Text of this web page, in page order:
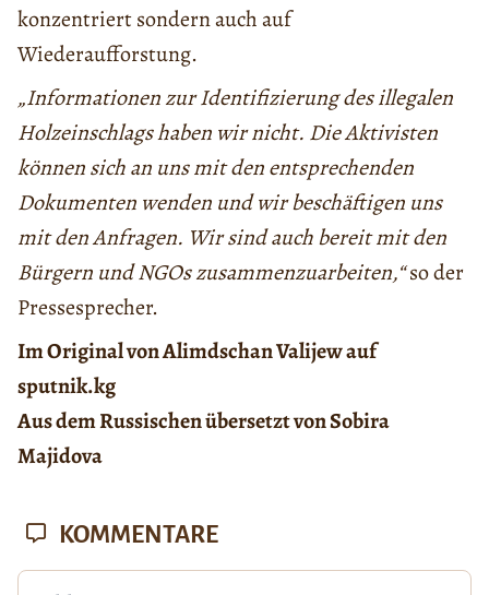
konzentriert sondern auch auf
Wiederaufforstung.
„Informationen zur Identifizierung des illegalen
Holzeinschlags haben wir nicht. Die Aktivisten
können sich an uns mit den entsprechenden
Dokumenten wenden und wir beschäftigen uns
mit den Anfragen. Wir sind auch bereit mit den
Bürgern und NGOs zusammenzuarbeiten,“so der
Pressesprecher.
Im Original von Alimdschan Valijew auf
sputnik.kg
Aus dem Russischen übersetzt von Sobira
Majidova
KOMMENTARE